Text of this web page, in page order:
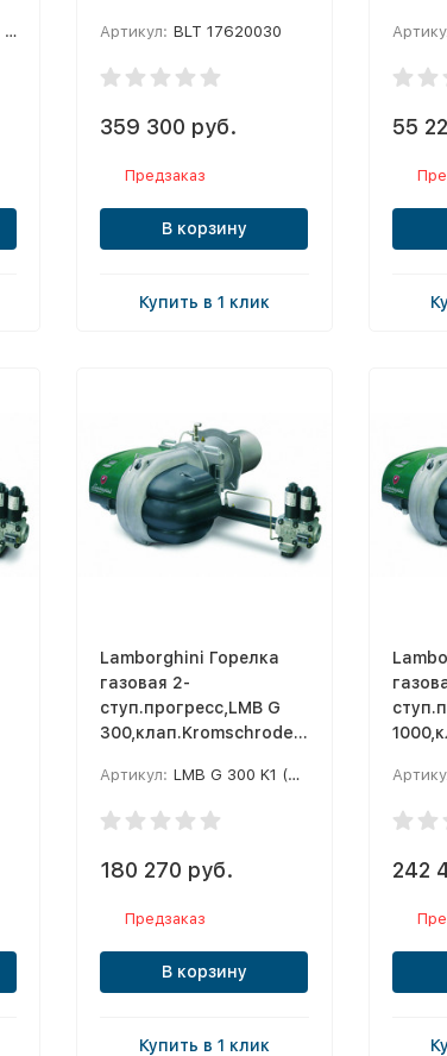
Артикул: BLT 17620030
359 300 руб.
Предзаказ
В корзину
Купить в 1 клик
55
Lamborghini Горелка
газовая 2-
ступ.прогресс,LMB G
300,клап.Kromschroder
Артикул: LMB G 300 K1 (VCV-L 125)
180 270 руб.
Предзаказ
В корзину
Купить в 1 клик
242